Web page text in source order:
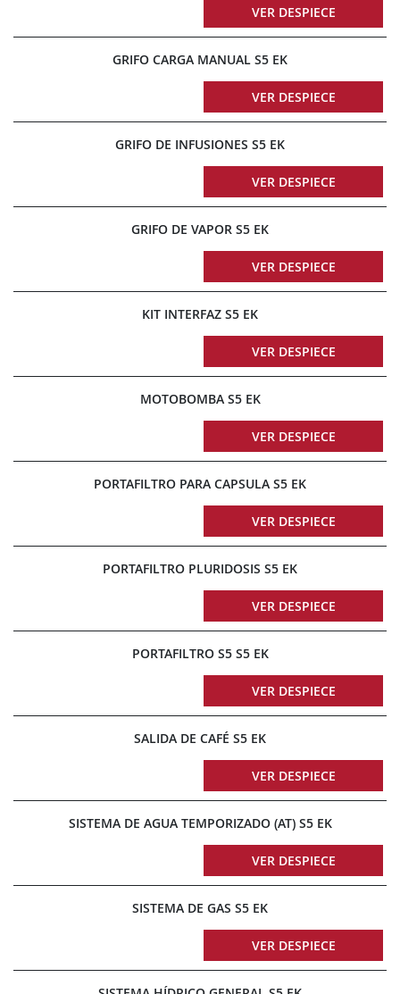
VER DESPIECE
GRIFO CARGA MANUAL S5 EK
VER DESPIECE
GRIFO DE INFUSIONES S5 EK
VER DESPIECE
GRIFO DE VAPOR S5 EK
VER DESPIECE
KIT INTERFAZ S5 EK
VER DESPIECE
MOTOBOMBA S5 EK
VER DESPIECE
PORTAFILTRO PARA CAPSULA S5 EK
VER DESPIECE
PORTAFILTRO PLURIDOSIS S5 EK
VER DESPIECE
PORTAFILTRO S5 S5 EK
VER DESPIECE
SALIDA DE CAFÉ S5 EK
VER DESPIECE
SISTEMA DE AGUA TEMPORIZADO (AT) S5 EK
VER DESPIECE
SISTEMA DE GAS S5 EK
VER DESPIECE